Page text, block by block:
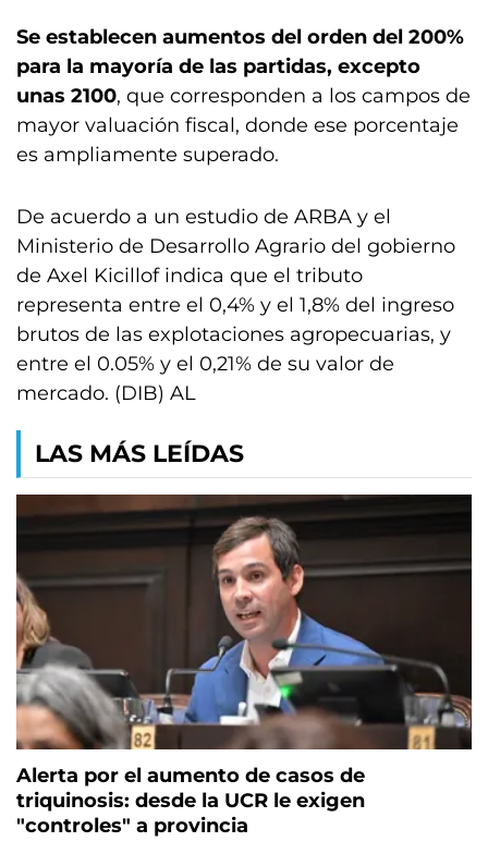
Se establecen aumentos del orden del 200%
para la mayoría de las partidas, excepto
unas 2100, que corresponden a los campos de
mayor valuación fiscal, donde ese porcentaje
es ampliamente superado.
De acuerdo a un estudio de ARBA y el
Ministerio de Desarrollo Agrario del gobierno
de Axel Kicillof indica que el tributo
representa entre el 0,4% y el 1,8% del ingreso
brutos de las explotaciones agropecuarias, y
entre el 0.05% y el 0,21% de su valor de
mercado. (DIB) AL
LAS MÁS LEÍDAS
Alerta por el aumento de casos de
triquinosis: desde la UCR le exigen
"controles" a provincia